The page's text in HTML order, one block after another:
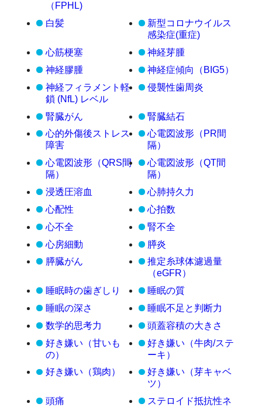
（FPHL)
白髪
新型コロナウイルス
感染症(重症)
心筋梗塞
神経芽腫
神経膠腫
神経症傾向（BIG5）
神経フィラメント軽
鎖 (NfL) レベル
侵襲性歯周炎
腎臓がん
腎臓結石
心的外傷後ストレス
障害
心電図波形（PR間
隔）
心電図波形（QRS間
隔）
心電図波形（QT間
隔）
浸透圧溶血
心肺持久力
心配性
心拍数
心不全
腎不全
心房細動
膵炎
膵臓がん
推定糸球体濾過量
（eGFR）
睡眠時の歯ぎしり
睡眠の質
睡眠の深さ
睡眠不足と判断力
数学的思考力
頭蓋容積の大きさ
好き嫌い（甘いも
の）
好き嫌い（牛肉/ステ
ーキ）
好き嫌い（鶏肉）
好き嫌い（芽キャベ
ツ）
頭痛
ステロイド抵抗性ネ